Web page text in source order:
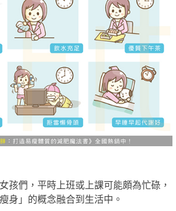
孩們，平時上班或上課可能頗為忙碌，
身」的概念融合到生活中。